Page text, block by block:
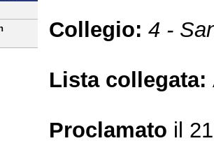
Collegio:4 -
Lista collegata:
Proclamato il